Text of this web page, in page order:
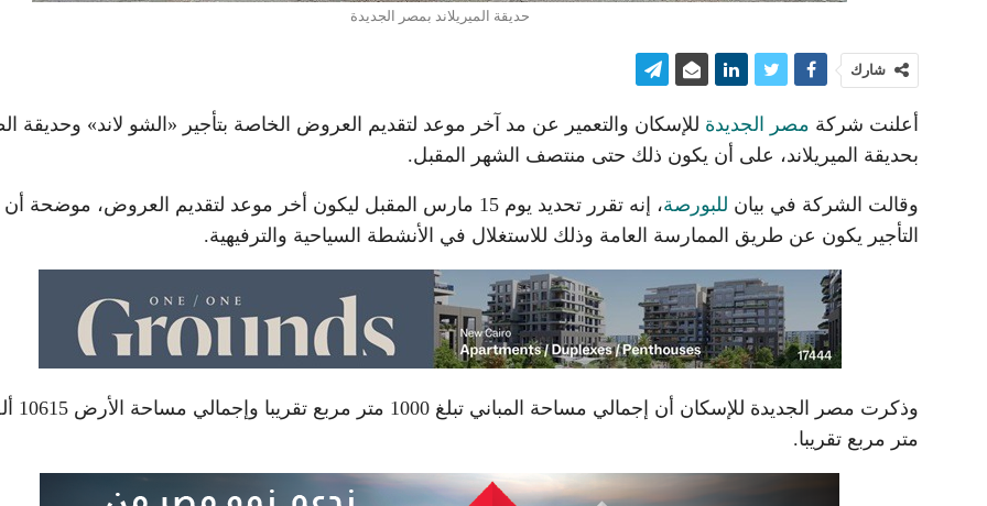
حديقة الميريلاند بمصر الجديدة
شارك
أعلنت شركة مصر الجديدة للإسكان والتعمير عن مد آخر موعد لتقديم العروض الخاصة بتأجير «الشو لاند» وحديقة
بحديقة الميريلاند، على أن يكون ذلك حتى منتصف الشهر المقبل.
وقالت الشركة في بيان للبورصة
، إنه تقرر تحديد يوم 15 مارس المقبل ليكون أخر موعد لتقديم العروض، موضحة أن
التأجير يكون عن طريق الممارسة العامة وذلك للاستغلال في الأنشطة السياحية والترفيهية.
وذكرت مصر الجديدة للإسكان أن
متر مربع تقريبا.